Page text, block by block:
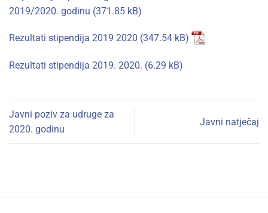
2019/2020. godinu
Rezultati stipendija 2019 2020
Rezultati stipendija 2019. 2020.
Javni poziv za udruge za
2020. godinu
Javni natječaj